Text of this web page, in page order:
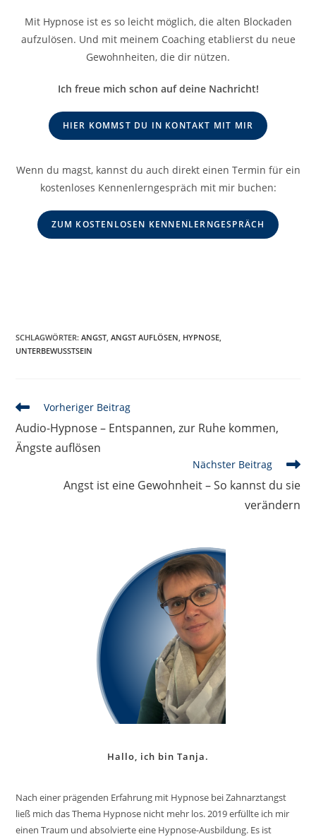
Mit Hypnose ist es so leicht möglich, die alten Blockaden
aufzulösen. Und mit meinem Coaching etablierst du neue
Gewohnheiten, die dir nützen.
Ich freue mich schon auf deine Nachricht!
HIER KOMMST DU IN KONTAKT MIT MIR
Wenn du magst, kannst du auch direkt einen Termin für ein
kostenloses Kennenlerngespräch mit mir buchen:
ZUM KOSTENLOSEN KENNENLERNGESPRÄCH
SCHLAGWÖRTER:ANGST, ANGST AUFLÖSEN, HYPNOSE,
UNTERBEWUSSTSEIN
Weitere
Artikel
ansehen
Vorheriger Beitrag
Audio-Hypnose – Entspannen, zur Ruhe kommen,
Ängste auflösen
Nächster Beitrag
Angst ist eine Gewohnheit – So kannst du sie
verändern
Hallo, ich bin Tanja.
Nach einer prägenden Erfahrung mit Hypnose bei Zahnarztangst
ließ mich das Thema Hypnose nicht mehr los. 2019 erfüllte ich mir
einen Traum und absolvierte eine Hypnose-Ausbildung. Es ist